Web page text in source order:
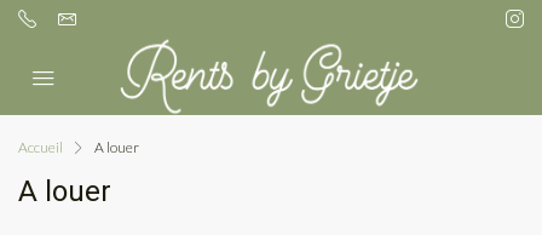
Accueil A louer
A louer